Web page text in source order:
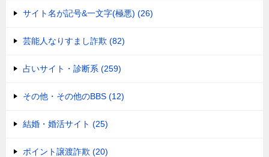
サイト名が記号&一文字(極悪) (26)
芸能人なりすまし詐欺 (82)
占いサイト・診断系 (259)
その他・その他のBBS (12)
結婚・婚活サイト (25)
ポイント譲渡詐欺 (20)